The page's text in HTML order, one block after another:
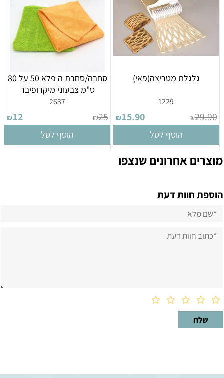
גלגלת מטריצה(פאי)
1229
₪29.90
₪15.90
הוסף לסל
סחבה/סחבת ה פלא 50 על 80
ס"מ צבעוני מיקרופיבר
2637
₪25
₪12
הוסף לסל
מוצרים אחרונים שנצפו
הוספת חוות דעת